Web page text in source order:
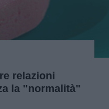
relazioni
la "normalità"